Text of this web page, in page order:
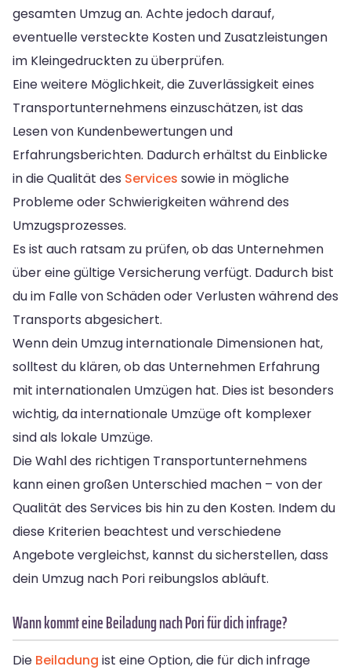
gesamten Umzug an. Achte jedoch darauf,
eventuelle versteckte Kosten und Zusatzleistungen
im Kleingedruckten zu überprüfen.
Eine weitere Möglichkeit, die Zuverlässigkeit eines
Transportunternehmens einzuschätzen, ist das
Lesen von Kundenbewertungen und
Erfahrungsberichten. Dadurch erhältst du Einblicke
in die Qualität des Services sowie in mögliche
Probleme oder Schwierigkeiten während des
Umzugsprozesses.
Es ist auch ratsam zu prüfen, ob das Unternehmen
über eine gültige Versicherung verfügt. Dadurch bist
du im Falle von Schäden oder Verlusten während des
Transports abgesichert.
Wenn dein Umzug internationale Dimensionen hat,
solltest du klären, ob das Unternehmen Erfahrung
mit internationalen Umzügen hat. Dies ist besonders
wichtig, da internationale Umzüge oft komplexer
sind als lokale Umzüge.
Die Wahl des richtigen Transportunternehmens
kann einen großen Unterschied machen – von der
Qualität des Services bis hin zu den Kosten. Indem du
diese Kriterien beachtest und verschiedene
Angebote vergleichst, kannst du sicherstellen, dass
dein Umzug nach Pori reibungslos abläuft.
Wann kommt eine Beiladung nach Pori für dich infrage?
Die Beiladung ist eine Option, die für dich infrage